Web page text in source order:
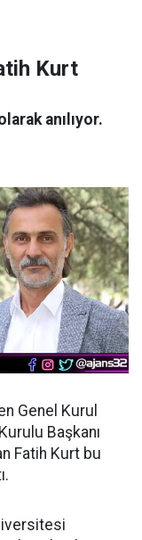
Kurt
anılıyor.
Genel Kurul
Başkanı
Fatih Kurt bu